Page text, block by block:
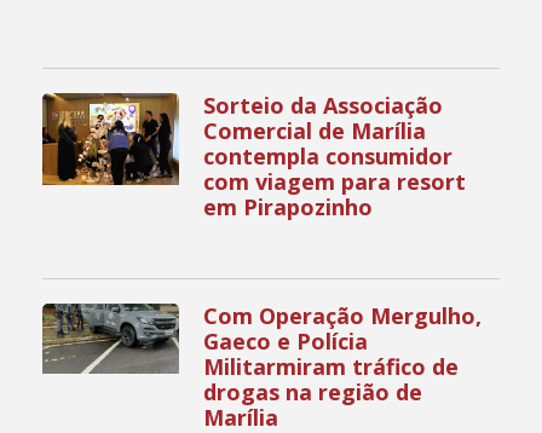
Sorteio da Associação
Comercial de Marília
contempla consumidor
com viagem para resort
em Pirapozinho
Com Operação Mergulho,
Gaeco e Polícia
Militarmiram tráfico de
drogas na região de
Marília